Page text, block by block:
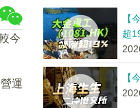
今
運
【
超
【